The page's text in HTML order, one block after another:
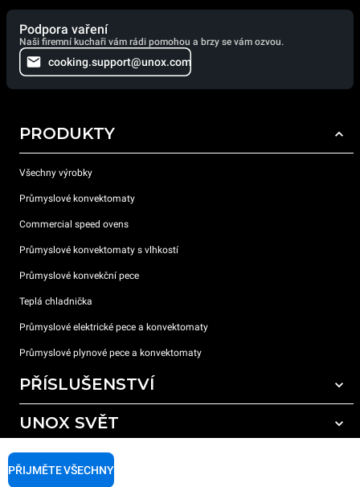
Podpora vaření
Naši firemní kuchaři vám rádi pomohou a brzy se vám ozvou.
cooking.support@unox.com
PRODUKTY
Všechny výrobky
Průmyslové konvektomaty
Commercial speed ovens
Průmyslové konvektomaty s vlhkostí
Průmyslové konvekční pece
Teplá chladnička
Průmyslové elektrické pece a konvektomaty
Průmyslové plynové pece a konvektomaty
PŘÍSLUŠENSTVÍ
Všechna příslušenství
Čisticí prostředky pro ruční mytí
UNOX SVĚT
Naše pobočky po celém světě
PODPORA
PŘIJMĚTE VŠECHNY